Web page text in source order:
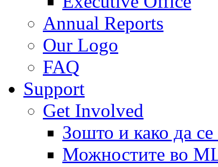
Annual Reports
Our Logo
FAQ
Support
Get Involved
Зошто и како да
Можностите во